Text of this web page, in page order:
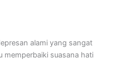
alami yang sangat
memperbaiki suasana hati